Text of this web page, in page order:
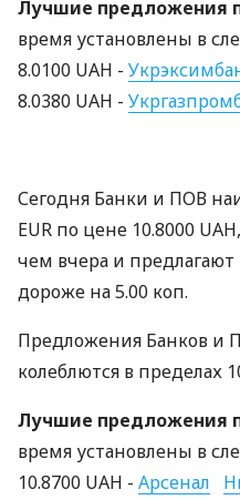
Лучшие предложения
время установлены в
8.0100 UAH -
8.0380 UAH -
Сегодня Банки и ПОВ
EUR по цене 10.8000
чем вчера и предлагают
дороже на 5.00 коп.
Предложения Банков и
колеблются в пределах
Лучшие предложения
время установлены в
10.8700 UAH - Арсенал